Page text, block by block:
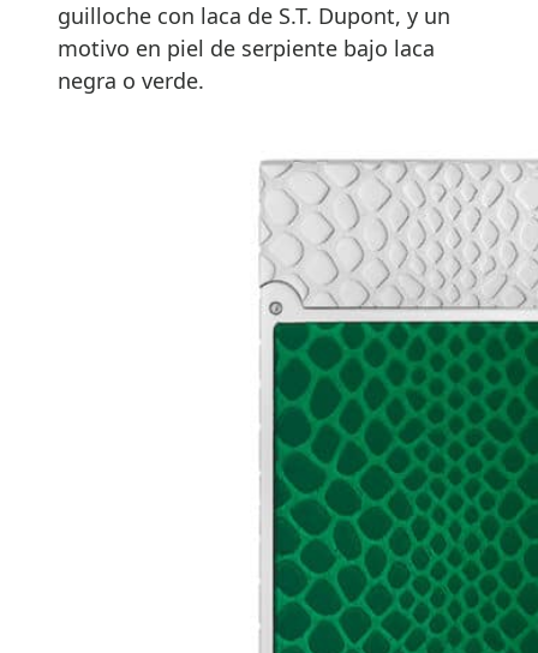
guilloche con laca de S.T. Dupont, y un
motivo en piel de serpiente bajo laca
negra o verde.